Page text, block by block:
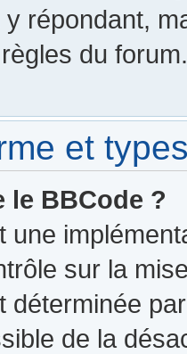
répondant,
du forum.
et
le BBCode ?
une
sur la
déterminée
de la